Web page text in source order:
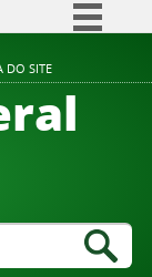
DO SITE
BR